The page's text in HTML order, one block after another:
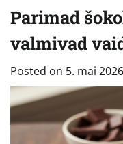
Parimad
valmivad
Posted on 5. mai 2026